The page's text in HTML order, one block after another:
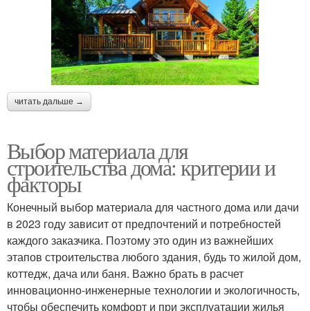
читать дальше →
Выбор материала для
строительства дома: критерии и
факторы
Конечный выбор материала для частного дома или дачи
в 2023 году зависит от предпочтений и потребностей
каждого заказчика. Поэтому это один из важнейших
этапов строительства любого здания, будь то жилой дом,
коттедж, дача или баня. Важно брать в расчет
инновационно-инженерные технологии и экологичность,
чтобы обеспечить комфорт и при эксплуатации жилья